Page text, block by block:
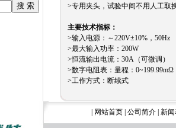
>专用夹头，试验中间不用人工取
主要技术指标：
>输入电源：～220V±10%，50Hz
>最大输入功率：200W
>恒流输出电流：30A（可微调）
>数字电阻表：量程：
>工作方式：断续式
网站首页 公司简介 新